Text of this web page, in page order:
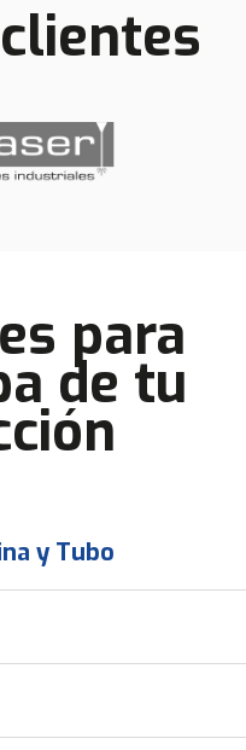
para
de tu
y Tubo